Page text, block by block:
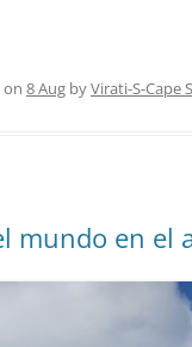
on 8 Aug byVirati-S-Cape
mundo en el